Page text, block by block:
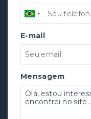
E-mail
Mensagem